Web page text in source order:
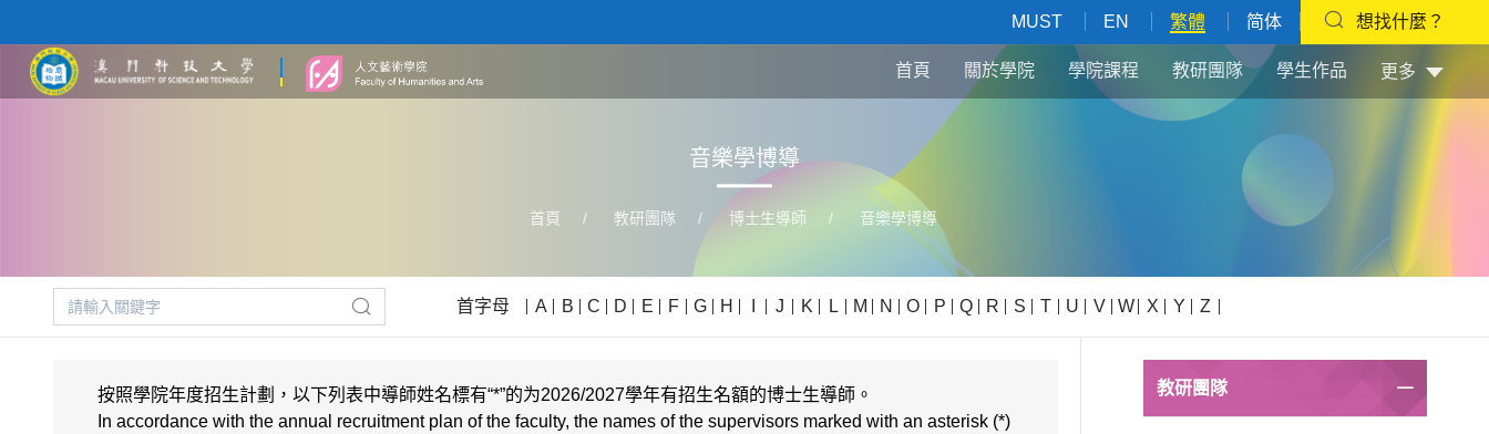
MUST EN 繁體 简体 想找什麼？
首頁 關於學院 學院課程 教研團隊 學生作品 更多
音樂學博導
首頁 / 教研團隊 / 博士生導師 / 音樂學博導
首字母 A B C D E F G H J K L M N O P Q R S T U V W X Y Z
按照學院年度招生計劃，以下列表中導師姓名標有“*”的为2026/2027學年有招生名額的博士生導師。
In accordance with the annual recruitment plan of the faculty, the names of the supervisors marked with an asterisk (*)
教研團隊